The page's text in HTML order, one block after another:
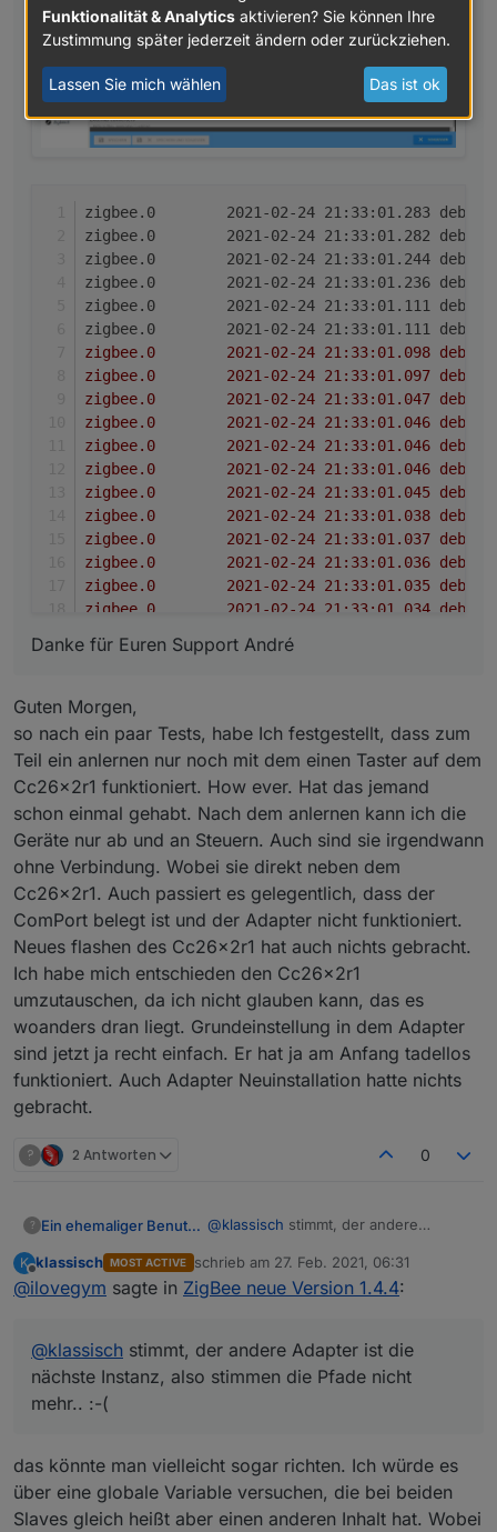
Danke für Euren Support André
Guten Morgen,
so nach ein paar Tests, habe Ich festgestellt, dass zum
Teil ein anlernen nur noch mit dem einen Taster auf dem
Cc26x2r1 funktioniert. How ever. Hat das jemand
schon einmal gehabt. Nach dem anlernen kann ich die
Geräte nur ab und an Steuern. Auch sind sie irgendwann
ohne Verbindung. Wobei sie direkt neben dem
Cc26x2r1. Auch passiert es gelegentlich, dass der
ComPort belegt ist und der Adapter nicht funktioniert.
Neues flashen des Cc26x2r1 hat auch nichts gebracht.
Ich habe mich entschieden den Cc26x2r1
umzutauschen, da ich nicht glauben kann, das es
woanders dran liegt. Grundeinstellung in dem Adapter
sind jetzt ja recht einfach. Er hat ja am Anfang tadellos
funktioniert. Auch Adapter Neuinstallation hatte nichts
gebracht.
? 2 Antworten 0
? Ein ehemaliger Benutzer @klassisch stimmt, der andere
stimmen die Pfade nicht mehr.. :-(
Gut, dann kommt Plan B dran :-)
Config wie der erste, wenn der erste
ausfällt, dann wird beim ersten das
Somit startet der zweite dann mit
gleichem Namen ( ok die Mac und IP
ist anders..) und mit der gleichen
instanz.
Klar, die beiden sollten dann
nebeneinander stehen, das ist von
K
Offline
klassisch MOST ACTIVE schrieb am 27. Feb. 2021, 06:31
zuletzt editiert von
@ilovegym sagte in ZigBee neue Version 1.4.4:
@klassisch stimmt, der andere Adapter ist die
nächste Instanz, also stimmen die Pfade nicht
mehr.. :-(
das könnte man vielleicht sogar richten. Ich würde es
über eine globale Variable versuchen, die bei beiden
Slaves gleich heißt aber einen anderen Inhalt hat. Wobei
Funktionalität & Analytics aktivieren? Sie können Ihre
Zustimmung später jederzeit ändern oder zurückziehen.
Lassen Sie mich wählen Das ist ok